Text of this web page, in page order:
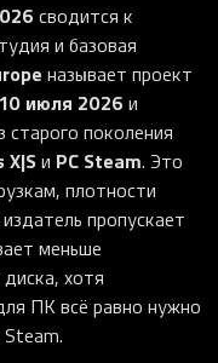
сводится к
и базовая
называет проект
10 июля 2026 и
поколения
X|Sи PC Steam. Это
плотности
пропускает
меньше
хотя
ПК всё равно нужно